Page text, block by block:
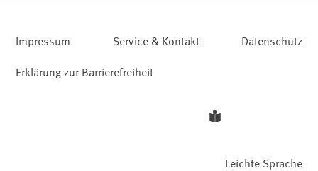
Impressum Service & Kontakt
Datenschutz
Erklärung zur Barrierefreiheit
Leichte Sprache